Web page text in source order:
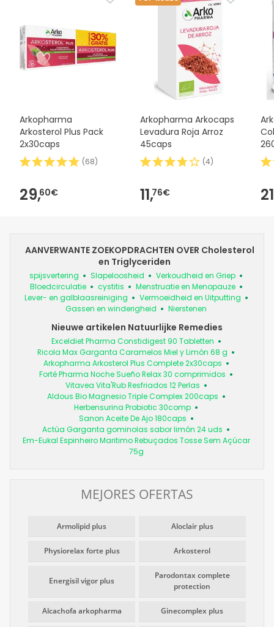
Arkopharma
Arkosterol Plus Pack
2x30caps
(68)
29,60€
Arkopharma Arkocaps
Levadura Roja Arroz
45caps
(4)
11,76€
AANVERWANTE ZOEKOPDRACHTEN OVER Cholesterol
en Triglyceriden
spijsvertering Slapeloosheid
Verkoudheid en Griep
Bloedcirculatie
cystitis
Menstruatie en Menopauze
Lever- en galblaasreiniging
Vermoeidheid en Uitputting
Gassen en winderigheid
Nierstenen
Nieuwe artikelen Natuurlijke Remedies
Exceldiet Pharma Constidigest 90 Tabletten
Ricola Max Garganta Caramelos Miel y Limón 68 g
Arkopharma Arkosterol Plus Complete 2x30caps
Forté Pharma Noche Sueño Relax 30 comprimidos
Vitavea Vita'Rub Resfriados 12 Perlas
Aldous Bio Magnesio Triple Complex 200caps
Herbensurina Probiotic 30comp
Sanon Aceite De Ajo 180caps
Actúa Garganta gominolas sabor limón 24 uds
Em-Eukal Espinheiro Maritimo Rebuçados Tosse Sem Açúcar
75g
MEJORES OFERTAS
Armolipid plus Aloclair plus
Physiorelax forte plus Arkosterol
Energisil vigor plus
Parodontax complete
protection
Alcachofa arkopharma Ginecomplex plus